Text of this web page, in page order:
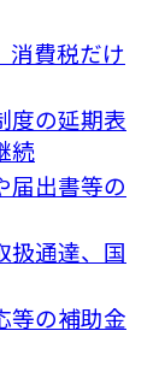
消費税だけ
度の延期表
続
出書等の
扱通達、国
の補助金